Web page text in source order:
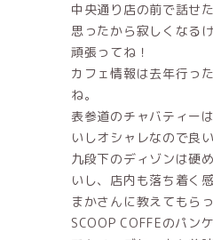
中央通り店の前で話せ
思ったから寂しくなる
頑張ってね！
カフェ情報は去年行っ
ね。
表参道のチャバティー
いしオシャレなので良い
九段下のディゾンは硬
いし、店内も落ち着く
まかさんに教えてもら
SCOOP COFFEのパン